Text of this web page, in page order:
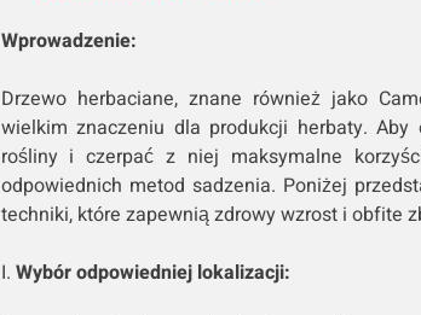
Wprowadzenie:
Drzewo herbaciane, znane również jako
wielkim znaczeniu dla produkcji herbaty. Aby
rośliny i czerpać z niej maksymalne
odpowiednich metod sadzenia. Poniżej
techniki, które zapewnią zdrowy wzrost i obfite
I. Wybór odpowiedniej lokalizacji: